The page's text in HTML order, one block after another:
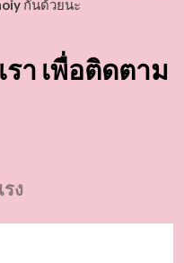
กันด้วยนะ
า เพื่อติดตาม
ง